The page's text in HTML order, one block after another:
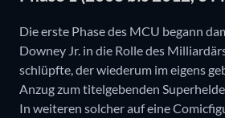
Die erste Phase des MCU begann
Downey Jr. in die Rolle des
schlüpfte, der wiederum im eigens
Anzug zum titelgebenden
In weiteren solcher auf eine